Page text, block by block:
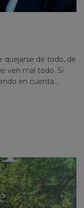
quejarse de todo, de
ven mal todo. Si
en cuenta...